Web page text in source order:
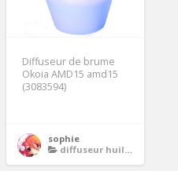
Diffuseur de brume
Okoia AMD15 amd15
(3083594)
sophie
diffuseur huiles essentielles